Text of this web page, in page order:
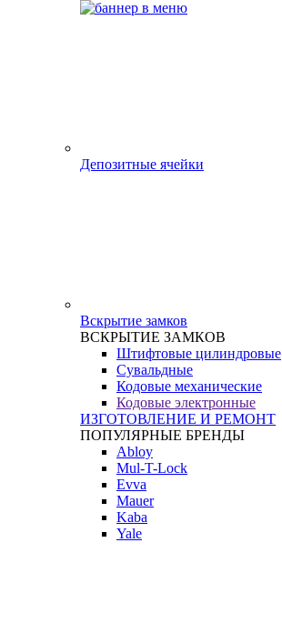
Депозитные ячейки
Вскрытие замков
ВСКРЫТИЕ ЗАМКОВ
Штифтовые цилиндровые
Сувальдные
Кодовые механические
Кодовые электронные
ИЗГОТОВЛЕНИЕ И РЕМОНТ
ПОПУЛЯРНЫЕ БРЕНДЫ
Abloy
Mul-T-Lock
Evva
Mauer
Kaba
Yale